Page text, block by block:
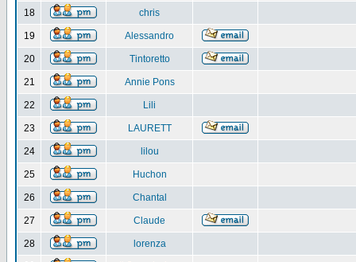
18 chris
19 Alessandro
20 Tintoretto
21 Annie Pons
22 Lili
23 LAURETT
24 lilou
25 Huchon
26 Chantal
27 Claude
28 lorenza